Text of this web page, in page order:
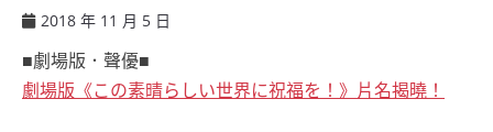
2018 年 11 月 5 日
■劇場版．聲優■
劇場版《この素晴らしい世界に祝福を！》片名揭曉！